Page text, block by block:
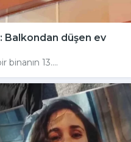
Balkondan düşen ev
binanın 13....